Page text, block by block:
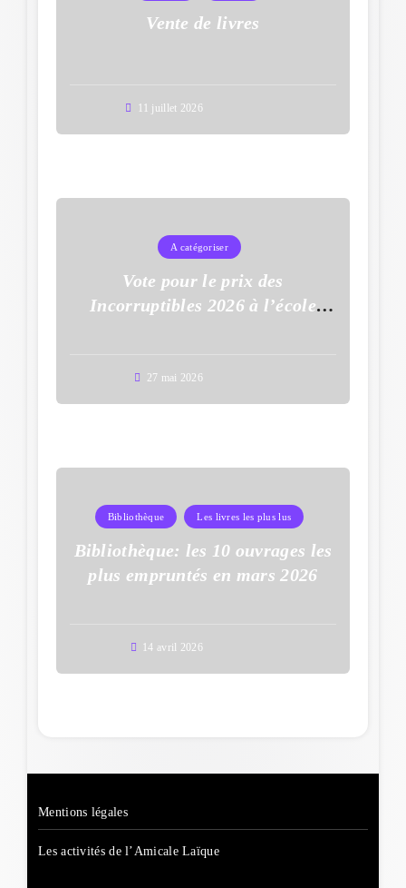
Vente de livres
11 juillet 2026
A catégoriser
Vote pour le prix des
Incorruptibles 2026 à l’école
27 mai 2026
Bibliothèque Les livres les plus lus
Bibliothèque: les 10 ouvrages les
plus empruntés en mars 2026
14 avril 2026
Mentions légales
Les activités de l’Amicale Laïque